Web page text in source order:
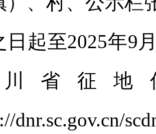
日起至2025年9
川省征地
dnr.sc.gov.cn/